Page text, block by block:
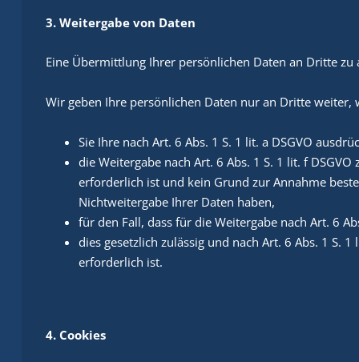
3. Weitergabe von Daten
Eine Übermittlung Ihrer persönlichen Daten an Dritte
Wir geben Ihre persönlichen Daten nur an Dritte weiter,
Sie Ihre nach Art. 6 Abs. 1 S. 1 lit. a DSGVO
die Weitergabe nach Art. 6 Abs. 1 S. 1 lit. f
erforderlich ist und kein Grund zur Annahme
Nichtweitergabe Ihrer Daten haben,
für den Fall, dass für die Weitergabe nach Art. 6
dies gesetzlich zulässig und nach Art. 6 Abs. 1 S.
erforderlich ist.
4. Cookies